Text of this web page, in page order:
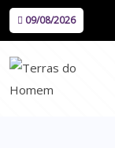
09/08/2026